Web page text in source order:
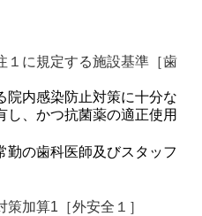
医募集
に規定する施設基準［歯
院内感染防止対策に十分な
し、かつ抗菌薬の適正使用
歯科医師及びスタッフ
加算1［外安全１］